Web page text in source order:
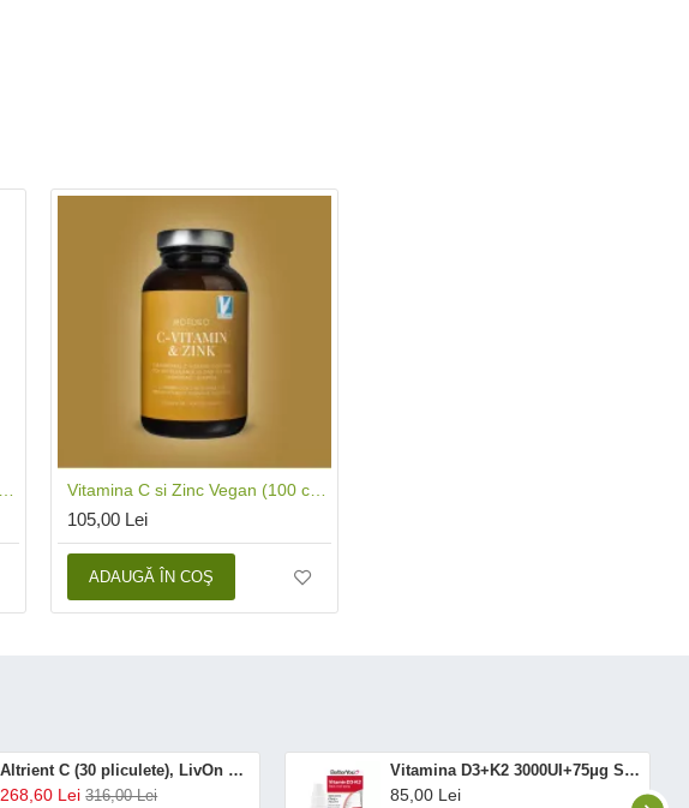
105,00 Lei
ADAUGĂ ÎN COŞ
Altrient C (30 pliculete), LivOn Labs
268,60 Lei 316,00 Lei
Vitamina D3+K2 3000UI+75μg Spray Oral (12 ml), BetterYou
85,00 Lei